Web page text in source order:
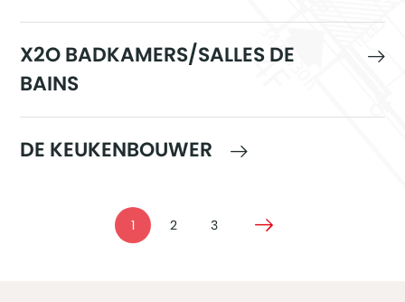
X2O BADKAMERS/SALLES DE
BAINS
DE KEUKENBOUWER
1 2 3